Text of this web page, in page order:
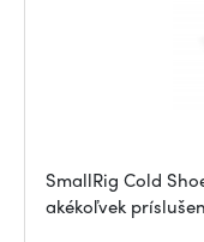
SmallRig Cold
akékoľvek